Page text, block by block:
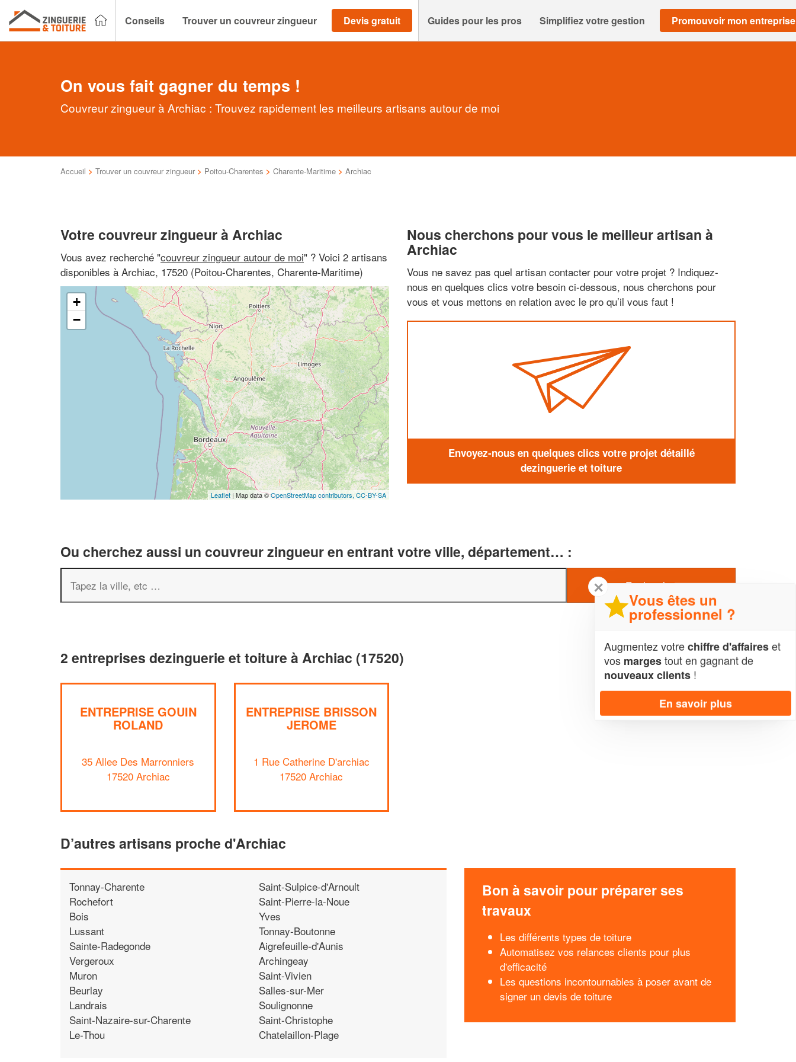
Conseils Trouver un couvreur zingueur Devis gratuit Guides pour les pros Simplifiez votre gestion Promouvoir mon entreprise
On vous fait gagner du temps !
Couvreur zingueur à Archiac : Trouvez rapidement les meilleurs artisans autour de moi
Accueil > Trouver un couvreur zingueur > Poitou-Charentes > Charente-Maritime > Archiac
Votre couvreur zingueur à Archiac
Vous avez recherché "couvreur zingueur autour de moi" ? Voici 2 artisans
disponibles à Archiac, 17520 (Poitou-Charentes, Charente-Maritime)
+
−
Leaflet | Map data ©OpenStreetMap contributors, CC-BY-SA
Nous cherchons pour vous le meilleur artisan à
Archiac
Vous ne savez pas quel artisan contacter pour votre projet ? Indiquez-
nous en quelques clics votre besoin ci-dessous, nous cherchons pour
vous et vous mettons en relation avec le pro qu’il vous faut !
Envoyez-nous en quelques clics votre projet détaillé
dezinguerie et toiture
Ou cherchez aussi un couvreur zingueur en entrant votre ville, département… :
2 entreprises dezinguerie et toiture à Archiac (17520)
ENTREPRISE GOUIN
ROLAND
35 Allee Des Marronniers
17520 Archiac
ENTREPRISE BRISSON
JEROME
1 Rue Catherine D'archiac
17520 Archiac
D’autres artisans proche d'Archiac
Tonnay-Charente
Rochefort
Bois
Lussant
Sainte-Radegonde
Vergeroux
Muron
Beurlay
Landrais
Saint-Nazaire-sur-Charente
Le-Thou
Saint-Sulpice-d'Arnoult
Saint-Pierre-la-Noue
Yves
Tonnay-Boutonne
Aigrefeuille-d'Aunis
Archingeay
Saint-Vivien
Salles-sur-Mer
Soulignonne
Saint-Christophe
Chatelaillon-Plage
Bon à savoir pour préparer ses
travaux
Les différents types de toiture
Automatisez vos relances clients pour plus
d'efficacité
Les questions incontournables à poser avant de
signer un devis de toiture
✕
Vous êtes un
professionnel ?
Augmentez votrechiffre d'affaireset
vos margestout en gagnant de
nouveaux clients !
En savoir plus